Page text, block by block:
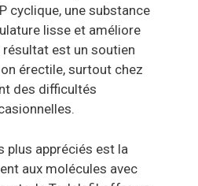
cyclique, une substance
lisse et améliore
résultat est un soutien
érectile, surtout chez
des difficultés
plus appréciés est la
aux molécules avec